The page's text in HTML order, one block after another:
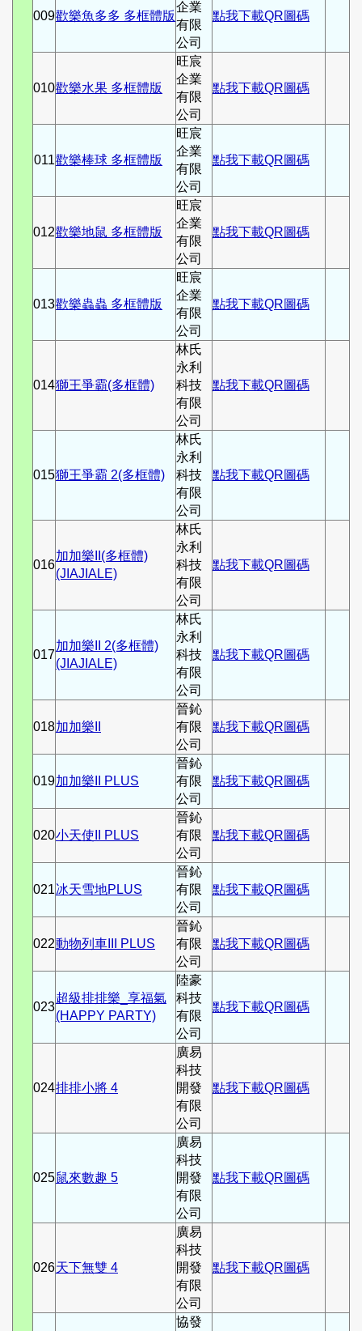
009歡樂魚多多 多框體版
企業
有限
公司
點我下載QR圖碼
010歡樂水果 多框體版
旺宸
企業
有限
公司
點我下載QR圖碼
011歡樂棒球 多框體版
旺宸
企業
有限
公司
點我下載QR圖碼
012歡樂地鼠 多框體版
旺宸
企業
有限
公司
點我下載QR圖碼
013歡樂蟲蟲 多框體版
旺宸
企業
有限
公司
點我下載QR圖碼
014獅王爭霸(多框體)
林氏
永利
科技
有限
公司
點我下載QR圖碼
015獅王爭霸 2(多框體)
林氏
永利
科技
有限
公司
點我下載QR圖碼
016
加加樂II(多框體)
(JIAJIALE)
林氏
永利
科技
有限
公司
點我下載QR圖碼
017
加加樂II 2(多框體)
(JIAJIALE)
林氏
永利
科技
有限
公司
點我下載QR圖碼
018加加樂II
晉鈊
有限
公司
點我下載QR圖碼
019加加樂II PLUS
晉鈊
有限
公司
點我下載QR圖碼
020小天使II PLUS
晉鈊
有限
公司
點我下載QR圖碼
021冰天雪地PLUS
晉鈊
有限
公司
點我下載QR圖碼
022動物列車III PLUS
晉鈊
有限
公司
點我下載QR圖碼
023
超級排排樂_享福氣
(HAPPY PARTY)
陸豪
科技
有限
公司
點我下載QR圖碼
024排排小將 4
廣易
科技
開發
有限
公司
點我下載QR圖碼
025鼠來數趣 5
廣易
科技
開發
有限
公司
點我下載QR圖碼
026天下無雙 4
廣易
科技
開發
有限
公司
點我下載QR圖碼
協發